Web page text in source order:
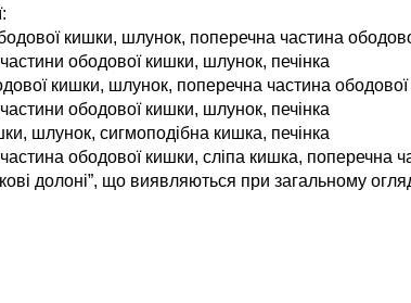
кишки, шлунок, поперечна частина
ободової кишки, шлунок, печінка
кишки, шлунок, поперечна частина ободової
ободової кишки, шлунок, печінка
шлунок, сигмоподібна кишка, печінка
ободової кишки, сліпа кишка, поперечна
долоні”, що виявляються при загальному